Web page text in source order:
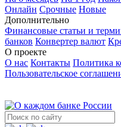
Онлайн Срочные Новые
Дополнительно
Финансовые статьи и
банков Конвертер валют
О проекте
О нас Контакты Политика
Пользовательское